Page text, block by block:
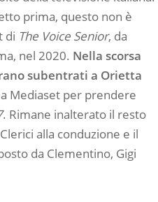
prima, questo non è
di The Voice Senior, da
nel 2020. Nella scorsa
subentrati a Orietta
Mediaset per prendere
. Rimane inalterato il resto
alla conduzione e il
da Clementino, Gigi